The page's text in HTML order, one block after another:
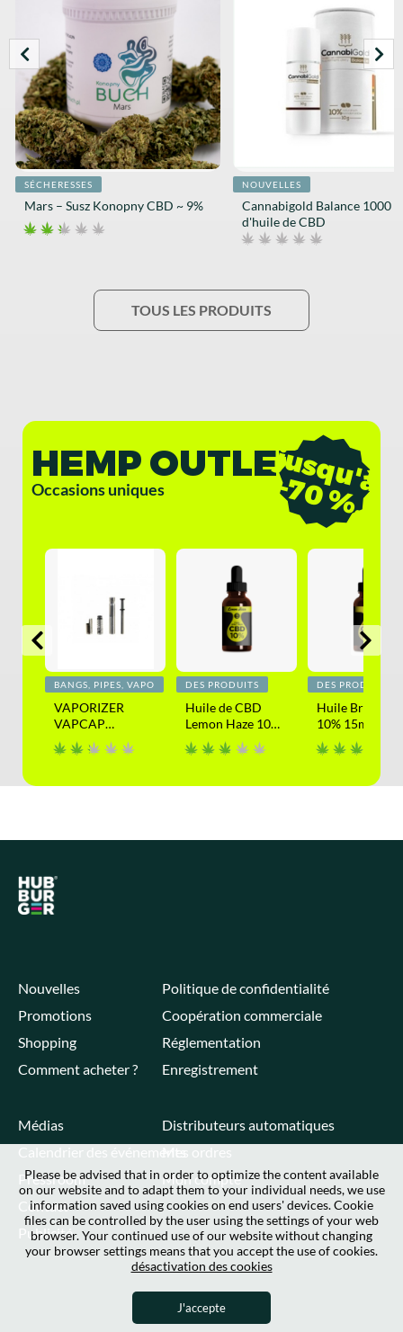
SÉCHERESSES
Mars – Susz Konopny CBD ~ 9%
NOUVELLES
Cannabigold Balance 1000
d'huile de CBD
TOUS LES PRODUITS
HEMP OUTLET
Occasions uniques j
u
s
q
u
'
à
-
7
0
%
.
BANGS, PIPES, VAPO
VAPORIZER
VAPCAP
DYNAVAP
DES PRODUITS
Huile de CBD
Lemon Haze 10%
15ml
DES PRODUITS
Huile Brute
10% 15ml
Nouvelles
Promotions
Shopping
Comment acheter ?
Politique de confidentialité
Coopération commerciale
Réglementation
Enregistrement
Médias
Calendrier des événements
Pressroom
Contact
Publicité
Distributeurs automatiques
Mes ordres
Mon compte
Please be advised that in order to optimize the content available
on our website and to adapt them to your individual needs, we use
information saved using cookies on end users' devices. Cookie
files can be controlled by the user using the settings of your web
browser. Your continued use of our website without changing
your browser settings means that you accept the use of cookies.
désactivation des cookies
J'accepte